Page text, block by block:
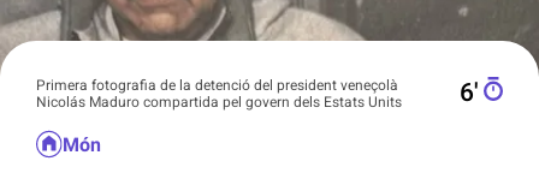
Primera fotografia de la detenció del president veneçolà
Nicolás Maduro compartida pel govern dels Estats Units
6′
Món